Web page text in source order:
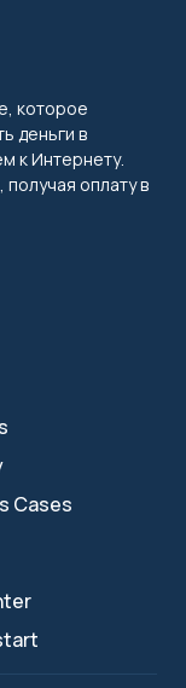
которое
деньги в
к Интернету.
оплату в
Cases